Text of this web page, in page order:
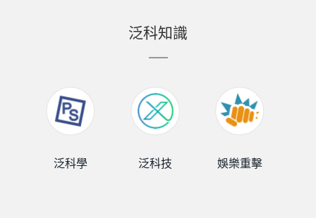
泛科知識
泛科學 泛科技 娛樂重擊